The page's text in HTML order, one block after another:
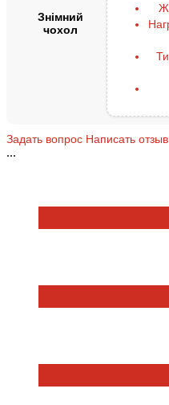
Знімний
чохол
Задать вопрос Написать отзыв
...